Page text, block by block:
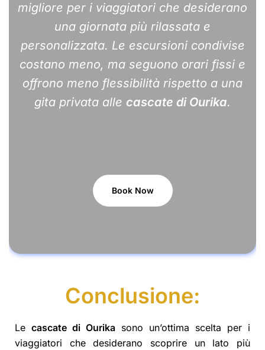
migliore per i viaggiatori che desiderano
una giornata più rilassata e
personalizzata. Le escursioni condivise
costano meno, ma seguono orari fissi e
offrono meno flessibilità rispetto a una
gita privata alle cascate di Ourika.
Book Now
Conclusione:
Le cascate di Ourika sono un’ottima scelta per i
viaggiatori che desiderano scoprire un lato più